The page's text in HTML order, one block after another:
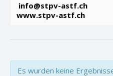
info@stpv-astf.ch
www.stpv-astf.ch
Es wurden keine